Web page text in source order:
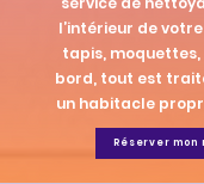
l’intérieur de
tapis,
bord, tout est
un habitacle
Réserver mon